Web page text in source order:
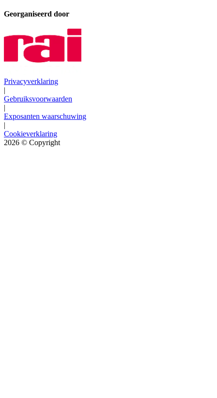
Georganiseerd door
Privacyverklaring
|
Gebruiksvoorwaarden
|
Exposanten waarschuwing
|
Cookieverklaring
2026 © Copyright